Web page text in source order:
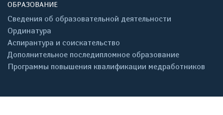
ОБРАЗОВАНИЕ
Сведения об образовательной деятельности
Ординатура
Аспирантура и соискательство
Дополнительное последипломное образование
Программы повышения квалификации медработников